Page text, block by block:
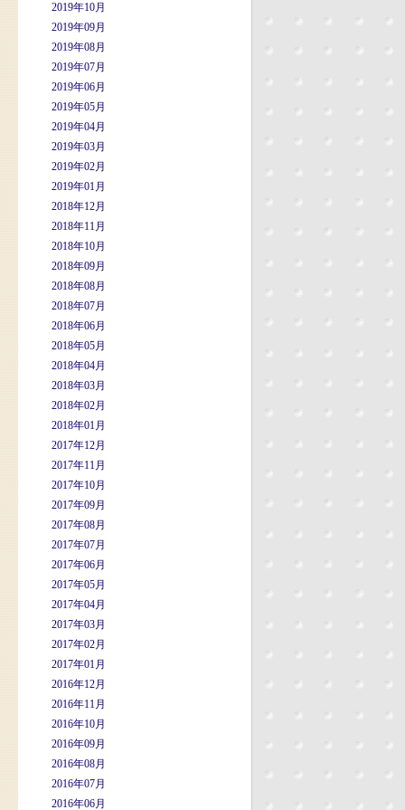
2019年10月
2019年09月
2019年08月
2019年07月
2019年06月
2019年05月
2019年04月
2019年03月
2019年02月
2019年01月
2018年12月
2018年11月
2018年10月
2018年09月
2018年08月
2018年07月
2018年06月
2018年05月
2018年04月
2018年03月
2018年02月
2018年01月
2017年12月
2017年11月
2017年10月
2017年09月
2017年08月
2017年07月
2017年06月
2017年05月
2017年04月
2017年03月
2017年02月
2017年01月
2016年12月
2016年11月
2016年10月
2016年09月
2016年08月
2016年07月
2016年06月